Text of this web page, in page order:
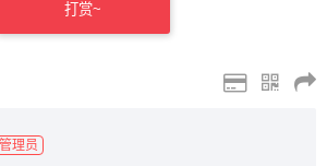
打赏~
管理员